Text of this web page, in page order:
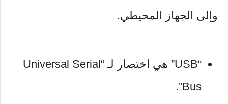
وإلى الجهاز المحيطي.
“USB” هي اختصار لـ “Universal Serial
Bus”.